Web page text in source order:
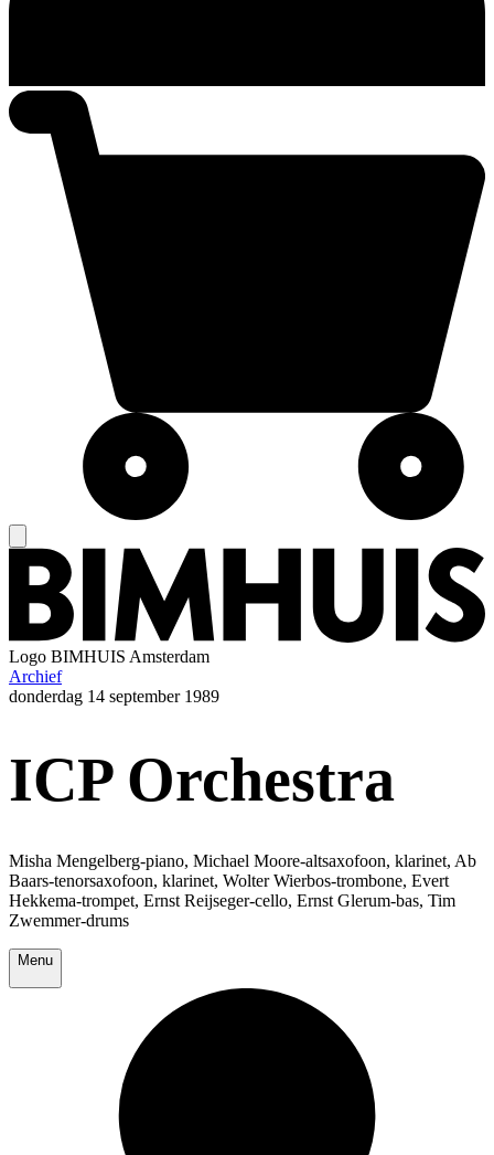
Logo BIMHUIS Amsterdam
Archief
donderdag 14 september 1989
ICP Orchestra
Misha Mengelberg-piano, Michael Moore-altsaxofoon, klarinet, Ab
Baars-tenorsaxofoon, klarinet, Wolter Wierbos-trombone, Evert
Hekkema-trompet, Ernst Reijseger-cello, Ernst Glerum-bas, Tim
Zwemmer-drums
Menu